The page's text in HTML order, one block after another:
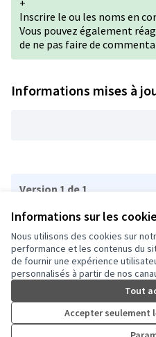
Informations sur les
Nous utilisons des cookies sur
performance et les contenus du
de fournir une expérience
personnalisés à partir de nos
Tout
Accepter seulement
+
Inscrire le ou les noms en
Vous pouvez également
de ne pas faire de
Informations mises à
Version 1 de 1
Conditions d'utilisation
Paramètres des cookies
Auch - Agir pour ma ville sur
(Lien externe)
Auch - Agir pour ma ville sur